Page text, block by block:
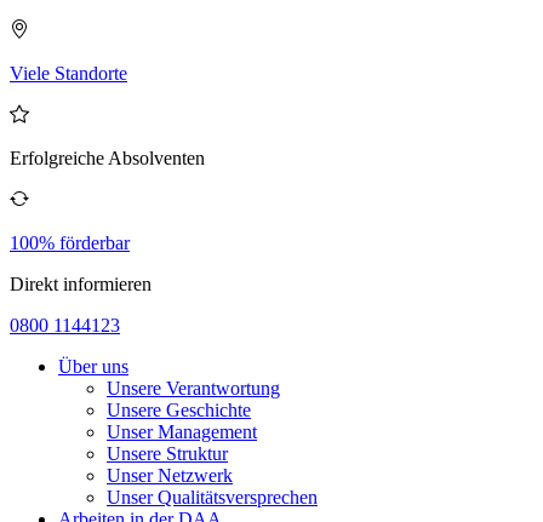
Viele Standorte
Erfolgreiche Absolventen
100% förderbar
Direkt informieren
0800 1144123
Über uns
Unsere Verantwortung
Unsere Geschichte
Unser Management
Unsere Struktur
Unser Netzwerk
Unser Qualitätsversprechen